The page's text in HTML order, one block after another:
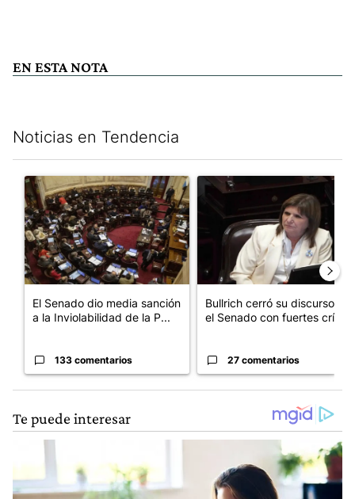
EN ESTA NOTA
Noticias en Tendencia
Un artículo de tendencia con el título "El Senado dio media
El Senado dio media sanción
a la Inviolabilidad de la P...
133 comentarios
Un artículo de tendencia
Bullrich cerró su discurso en
el Senado con fuertes crí...
27 comentarios